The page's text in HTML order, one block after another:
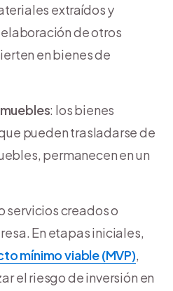
extraídos y
de otros
en bienes de
: los bienes
pueden trasladarse de
permanecen en un
servicios creados o
En etapas iniciales,
mínimo viable (MVP),
el riesgo de inversión en